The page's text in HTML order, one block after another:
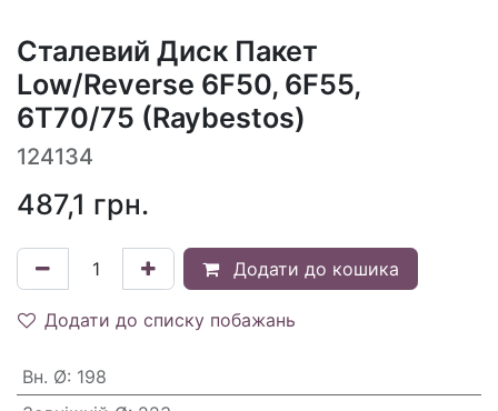
Сталевий Диск Пакет
Low/Reverse 6F50, 6F55,
6T70/75 (Raybestos)
124134
487,1 грн.
Додати до кошика
Додати до списку побажань
Вн. Ø: 198